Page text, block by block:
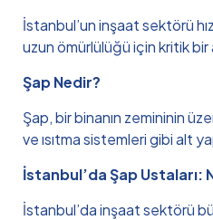
İstanbul’un inşaat sektörü
uzun ömürlülüğü için kritik bir
Şap Nedir?
Şap, bir binanın zemininin
ve ısıtma sistemleri gibi alt
İstanbul’da Şap
İstanbul’da inşaat sektörü